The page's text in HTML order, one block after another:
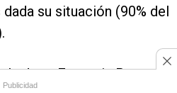
su situación (90% del
Jean-Francois Ponsot,
Publicidad